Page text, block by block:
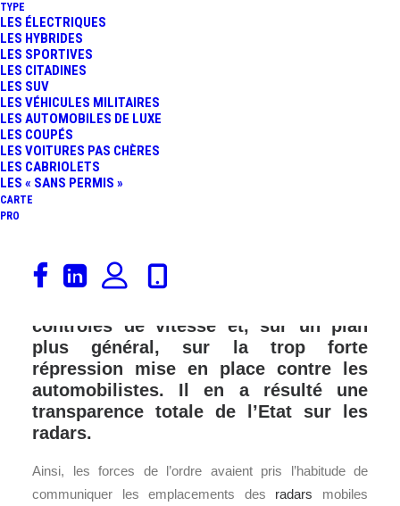
TYPE
LES ÉLECTRIQUES
LES HYBRIDES
LES SPORTIVES
LES CITADINES
LES SUV
LES VÉHICULES MILITAIRES
LES AUTOMOBILES DE LUXE
LES COUPÉS
LES VOITURES PAS CHÈRES
LES CABRIOLETS
LES « SANS PERMIS »
CARTE
PRO
En 1996, le Ministre des Transports,
Bernard Pons, s’était exprimé sur la
contrôles de vitesse et, sur un plan
plus général, sur la trop forte
répression mise en place contre les
automobilistes. Il en a résulté une
transparence totale de l’Etat sur les
radars.
Ainsi, les forces de l’ordre avaient pris l’habitude de
communiquer les emplacements des radars mobiles